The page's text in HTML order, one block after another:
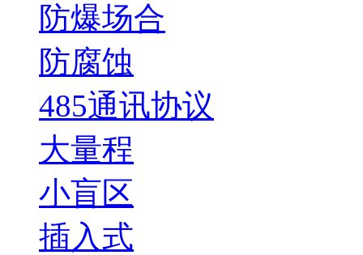
防爆场合
防腐蚀
485通讯协议
大量程
小盲区
插入式